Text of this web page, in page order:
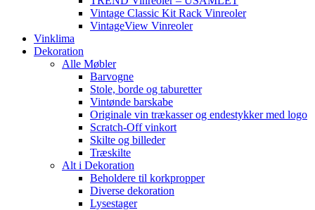
Vintage Classic Kit Rack Vinreoler
VintageView Vinreoler
Vinklima
Dekoration
Alle Møbler
Barvogne
Stole, borde og taburetter
Vintønde barskabe
Originale vin trækasser og endestykker med logo
Scratch-Off vinkort
Skilte og billeder
Træskilte
Alt i Dekoration
Beholdere til korkpropper
Diverse dekoration
Lysestager